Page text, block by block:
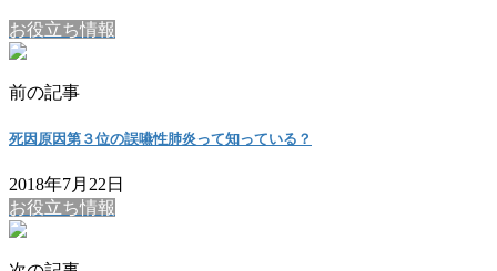
お役立ち情報
前の記事
死因原因第３位の誤嚥性肺炎って知っている？
2018年7月22日
お役立ち情報